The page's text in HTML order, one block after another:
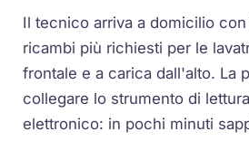
Il tecnico arriva a domicilio
ricambi più richiesti per le
frontale e a carica dall'alto. La
collegare lo strumento di
elettronico: in pochi minuti